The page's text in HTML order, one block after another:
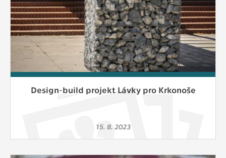
Design-build projekt Lávky pro Krkonoše
15. 8. 2023